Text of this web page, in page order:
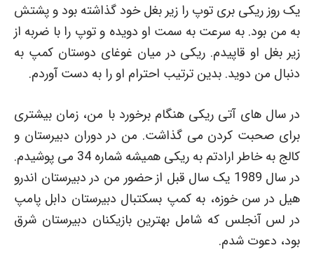
یک روز ریکی بری توپ را زیر بغل خود گذاشته بود و پشتش
به من بود. به سرعت به سمت او دویده و توپ را با ضربه از
زیر بغل او قاپیدم. ریکی در میان غوغای دوستان کمپ به
دنبال من دوید. بدین ترتیب احترام او را به دست آوردم.
در سال های آتی ریکی هنگام برخورد با من، زمان بیشتری
برای صحبت کردن می گذاشت. من در دوران دبیرستان و
کالج به خاطر ارادتم به ریکی همیشه شماره 34 می پوشیدم.
در سال 1989 یک سال قبل از حضور من در دبیرستان اندرو
هیل در سن خوزه، به کمپ بسکتبال دبیرستان دابل پامپ
در لس آنجلس که شامل بهترین بازیکنان دبیرستان شرق
بود، دعوت شدم.